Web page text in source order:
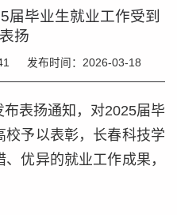
届毕业生就业工作受到
扬
发布时间：2026-03-18
表扬通知，对2025届毕
校予以表彰，长春科技学
优异的就业工作成果，